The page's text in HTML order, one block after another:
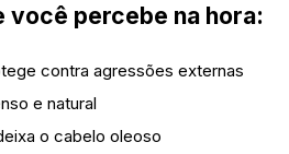
você percebe na hora:
contra agressões externas
e natural
o cabelo oleoso